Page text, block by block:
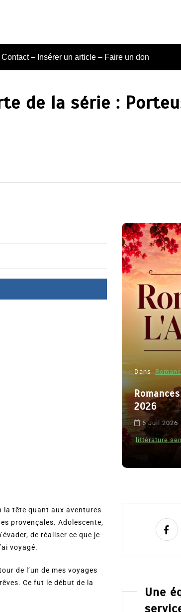
Contact – Insérer un article – Faire un don
de la série :
la tête quant aux aventures
provençales. Adolescente,
de réaliser ce que je
voyagé.
de l’un de mes voyages
Ce fut le début de la
Dans
2026
6 Juil 2026
littérature
Une